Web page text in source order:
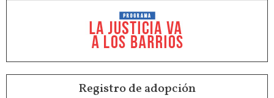
Registro de adopción